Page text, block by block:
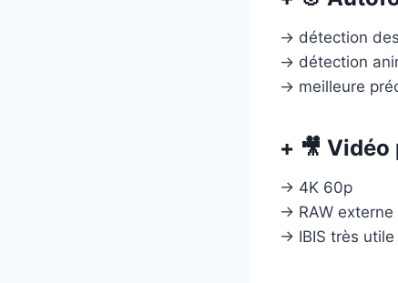
→ détection
→ détection
→ meilleure
+ 🎥
→ 4K 60p
→ RAW externe
→ IBIS très utile